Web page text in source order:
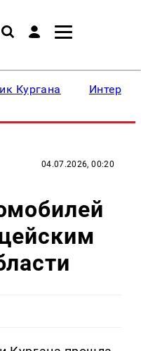
Кургана
04.07.2026, 00:20